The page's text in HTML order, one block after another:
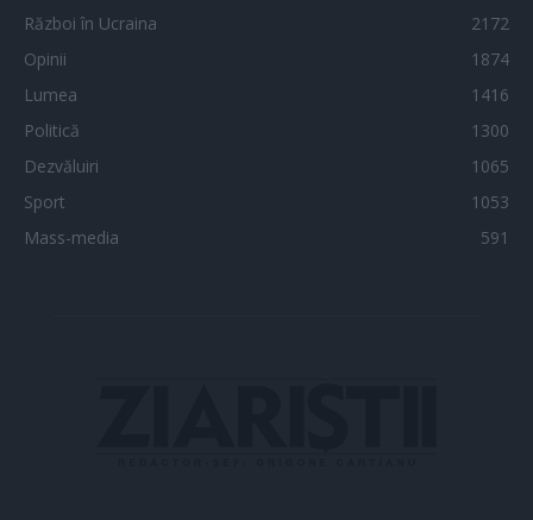
Război în Ucraina
2172
Opinii
1874
Lumea
1416
Politică
1300
Dezvăluiri
1065
Sport
1053
Mass-media
591